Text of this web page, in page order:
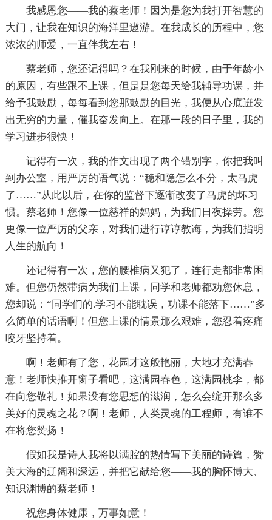
我感恩您——我的蔡老师！因为是您为我打开智慧的
大门，让我在知识的海洋里遨游。在我成长的历程中，您
浓浓的师爱，一直伴我左右！
蔡老师，您还记得吗？在我刚来的时候，由于年龄小
的原因，有些跟不上课，但是是您每天给我辅导功课，并
给予我鼓励，每每看到您那鼓励的目光，我便从心底逬发
出无穷的力量，催我奋发向上。在那一段的日子里，我的
学习进步很快！
记得有一次，我的作文出现了两个错别字，你把我叫
到办公室，用严厉的语气说：“稳和隐怎么不分，太马虎
了……”从此以后，在你的监督下逐渐改变了马虎的坏习
惯。蔡老师！您像一位慈祥的妈妈，为我们日夜操劳。您
更像一位严厉的父亲，对我们进行谆谆教诲，为我们指明
人生的航向！
还记得有一次，您的腰椎病又犯了，连行走都非常困
难。但您仍然带病为我们上课，同学和老师都劝您休息，
您却说：“同学们的.学习不能耽误，功课不能落下……”多
么简单的话语啊！但您上课的情景那么艰难，您忍着疼痛
咬牙坚持着。
啊！老师有了您，花园才这般艳丽，大地才充满春
意！老师快推开窗子看吧，这满园春色，这满园桃李，都
在向您敬礼！如果没有您思想的滋润，怎么会绽开那么多
美好的灵魂之花？啊！老师，人类灵魂的工程师，有谁不
在将您赞扬！
假如我是诗人我将以满腔的热情写下美丽的诗篇，赞
美大海的辽阔和深远，并把它献给您——我的胸怀博大、
知识渊博的蔡老师！
祝您身体健康，万事如意！